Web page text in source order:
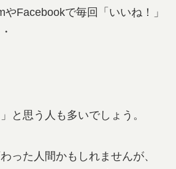
Facebookで毎回「いいね！」
と思う人も多いでしょう。
った人間かもしれませんが、